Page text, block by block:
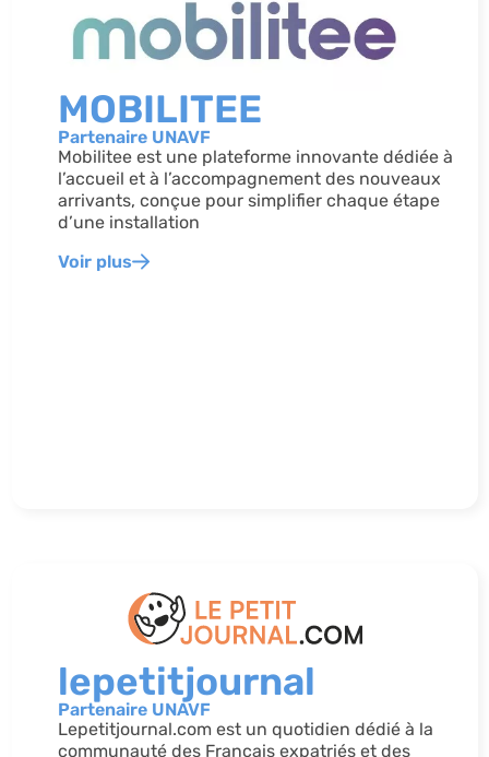
MOBILITEE
Partenaire UNAVF
Mobilitee est une plateforme innovante dédiée à
l’accueil et à l’accompagnement des nouveaux
arrivants, conçue pour simplifier chaque étape
d’une installation
Voir plus
lepetitjournal
Partenaire UNAVF
Lepetitjournal.com est un quotidien dédié à la
communauté des Français expatriés et des